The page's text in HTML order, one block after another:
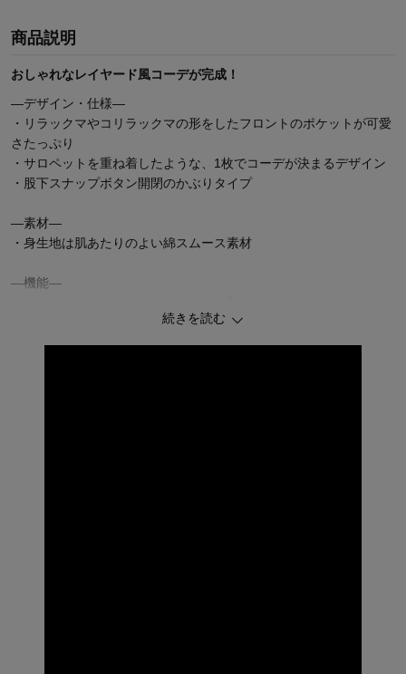
商品説明
おしゃれなレイヤード風コーデが完成！
―デザイン・仕様―
・リラックマやコリラックマの形をしたフロントのポケットが可愛
さたっぷり
・サロペットを重ね着したような、1枚でコーデが決まるデザイン
・股下スナップボタン開閉のかぶりタイプ
―素材―
・身生地は肌あたりのよい綿スムース素材
―機能―
・ベビーの脚型にほどよくフィットするM字設計
続きを読む